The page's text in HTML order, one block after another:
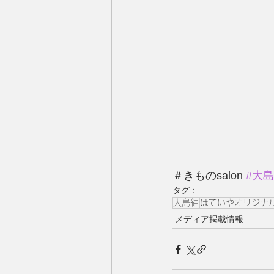
＃きものsalon #大
タグ：
大島紬 ほていやオリジナ
メディア掲載情報